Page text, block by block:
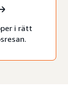
i rätt